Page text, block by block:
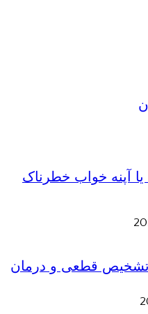
آپنه خواب خطرناک
تشخیص قطعی و درمان